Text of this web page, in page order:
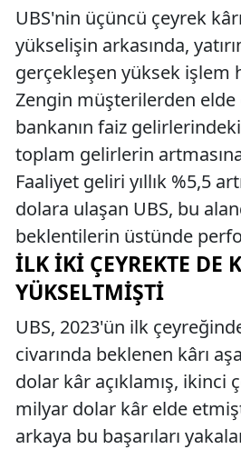
UBS'nin üçüncü çeyrek
yükselişin arkasında,
gerçekleşen yüksek işlem
Zengin müşterilerden elde
bankanın faiz
toplam gelirlerin
Faaliyet geliri yıllık %5,5
dolara ulaşan UBS, bu
beklentilerin üstünde
İLK İKI ÇEYREKTE DE
YÜKSELTMIŞTI
UBS, 2023'ün ilk
civarında beklenen kârı
dolar kâr açıklamış, ikinci
milyar dolar kâr elde
arkaya bu başarıları